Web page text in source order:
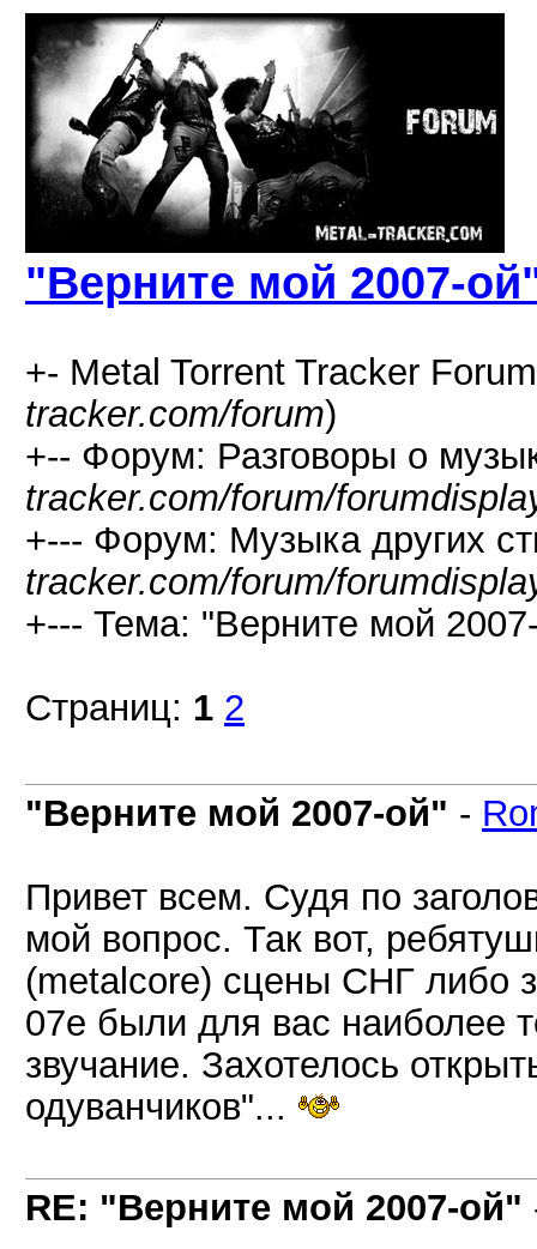
"Верните мой 2007-
+- Metal Torrent Tracker
tracker.com/forum)
+-- Форум: Разговоры о
tracker.com/forum/
+--- Форум: Музыка других
tracker.com/forum/
+--- Тема: "Верните мой
Страниц: 1 2
"Верните мой 2007-ой" -
Привет всем. Судя по
мой вопрос. Так вот,
(metalcore) сцены СНГ либо
07е были для вас наиболее
звучание. Захотелось
одуванчиков"...
RE: "Верните мой 2007-ой"